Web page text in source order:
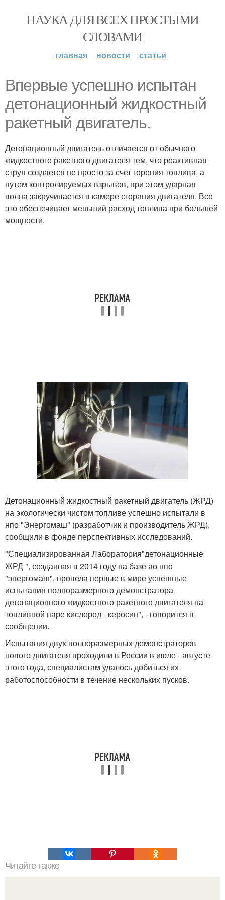
НАУКА ДЛЯ ВСЕХ ПРОСТЫМИ
СЛОВАМИ
главная новости статьи
Впервые успешно испытан
детонационный жидкостный
ракетный двигатель.
Детонационный двигатель отличается от обычного
жидкостного ракетного двигателя тем, что реактивная
струя создается не просто за счет горения топлива, а
путем контролируемых взрывов, при этом ударная
волна закручивается в камере сгорания двигателя. Все
это обеспечивает меньший расход топлива при большей
мощности.
Детонационный жидкостный ракетный двигатель (ЖРД)
на экологически чистом топливе успешно испытали в
нпо "Энергомаш" (разработчик и производитель ЖРД),
сообщили в фонде перспективных исследований.
"Специализированная Лаборатория"детонационные
ЖРД ", созданная в 2014 году на базе ао нпо
"энергомаш", провела первые в мире успешные
испытания полноразмерного демонстратора
детонационного жидкостного ракетного двигателя на
топливной паре кислород - керосин", - говорится в
сообщении.
Испытания двух полноразмерных демонстраторов
нового двигателя проходили в России в июле - августе
этого года, специалистам удалось добиться их
работоспособности в течение нескольких пусков.
Читайте также